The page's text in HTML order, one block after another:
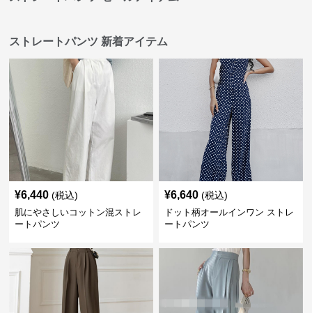
ストレートパンツ 新着アイテム
¥6,440 (税込)
肌にやさしいコットン混ストレ
ートパンツ
¥6,640 (税込)
ドット柄オールインワン ストレ
ートパンツ